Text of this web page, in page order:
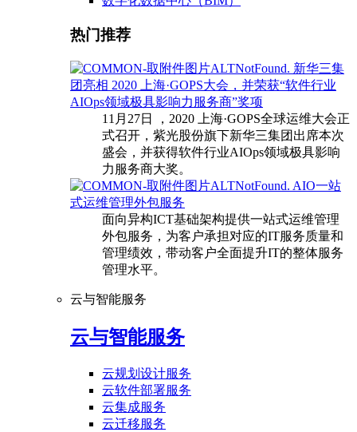
热门推荐
新华三集
团亮相 2020 上海·GOPS大会，并荣获“软件行业
AIOps领域极具影响力服务商”奖项
11月27日 ，2020 上海·GOPS全球运维大会正
式召开，紫光股份旗下新华三集团出席本次
盛会，并获得软件行业AIOps领域极具影响
力服务商大奖。
AIO一站
式运维管理外包服务
面向异构ICT基础架构提供一站式运维管理
外包服务，为客户承担对应的IT服务质量和
管理绩效，带动客户全面提升IT的整体服务
管理水平。
云与智能服务
云与智能服务
云规划设计服务
云软件部署服务
云集成服务
云迁移服务